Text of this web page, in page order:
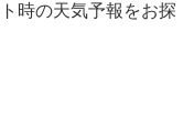
時の天気予報をお探